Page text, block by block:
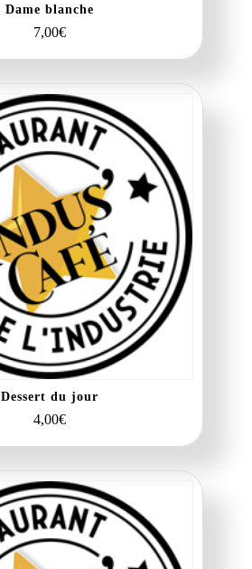
Dame blanche
7,00€
Dessert du jour
4,00€